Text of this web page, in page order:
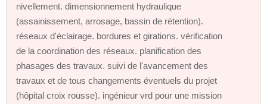
nivellement. dimensionnement hydraulique
(assainissement, arrosage, bassin de rétention).
réseaux d'éclairage. bordures et girations. vérification
de la coordination des réseaux. planification des
phasages des travaux. suivi de l'avancement des
travaux et de tous changements éventuels du projet
(hôpital croix rousse). ingénieur vrd pour une mission